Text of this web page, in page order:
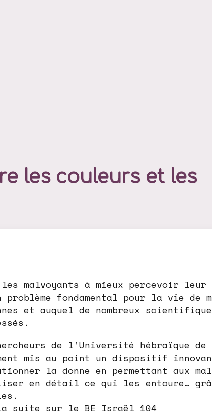
les couleurs et les
malvoyants à mieux percevoir leur
problème fondamental pour la vie de
et auquel de nombreux
de l’Université hébraïque de
mis au point un dispositif
la donne en permettant aux
en détail ce qui les entoure…
suite sur le BE Israël 104